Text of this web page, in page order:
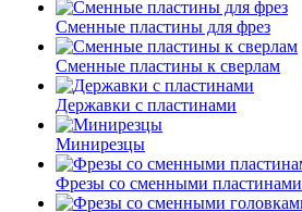
Сменные пластины для фрез
Сменные пластины к сверлам
Державки с пластинами
Минирезцы
Фрезы со сменными пластинами